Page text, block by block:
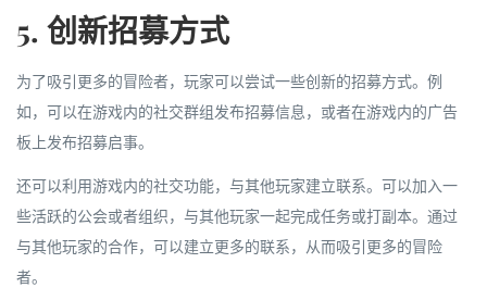
5. 创新招募方式
为了吸引更多的冒险者，玩家可以尝试一些创新的招募方式。例
如，可以在游戏内的社交群组发布招募信息，或者在游戏内的广告
板上发布招募启事。
还可以利用游戏内的社交功能，与其他玩家建立联系。可以加入一
些活跃的公会或者组织，与其他玩家一起完成任务或打副本。通过
与其他玩家的合作，可以建立更多的联系，从而吸引更多的冒险
者。